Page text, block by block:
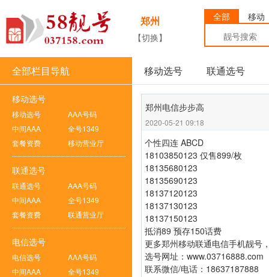
郑州
【切换】
全部 移动
全部栏目导航 移动选号 联通选号
移动选号
移动选号
AAA号码
中间AAA
全号1349
套餐资费
移动营业厅
联通选号
联通选号
AAA号码
中间AAA
全号1349
套餐资费
联通营业厅
电信选号
电信选号
AAA号码
中间AAA
全号1349
郑州电信步步高
2020-05-21 09:18
个性四连 ABCD
18103850123 仅售899/枚
18135680123
18135690123
18137120123
18137130123
18137150123
抵消89 预存150话费
更多郑州移动联通电信手机靓号
选号网址： www.03716888.com
联系微信/电话：18637187888